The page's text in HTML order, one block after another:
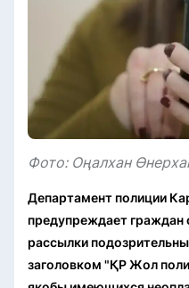
Фото: Оңалхан
Департамент полиции
предупреждает граждан
рассылки
заголовком "ҚР Жол